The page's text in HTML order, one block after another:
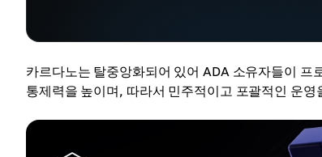
카르다노는 탈중앙화되어 있어 ADA 소유자들이
통제력을 높이며, 따라서 민주적이고 포괄적인 운영